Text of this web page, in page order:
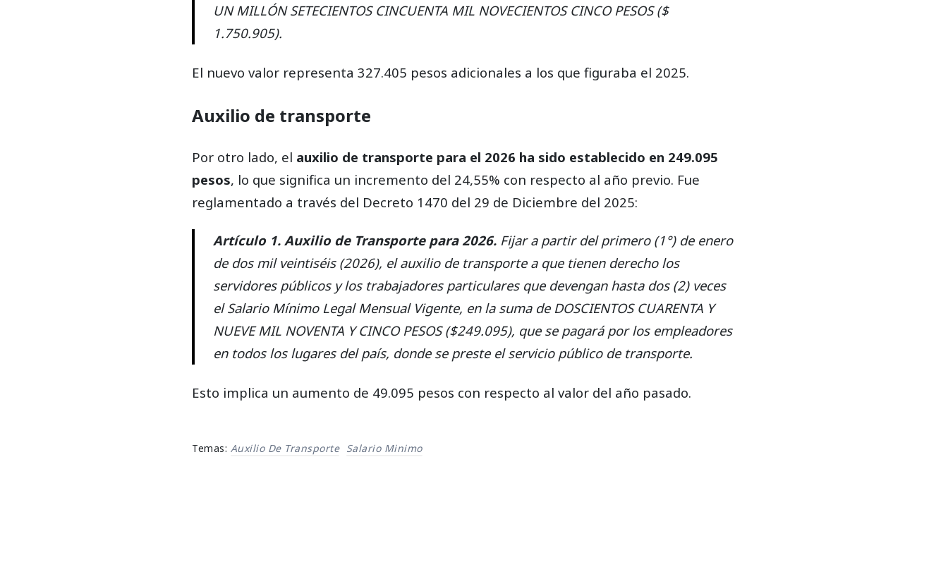
UN MILLÓN SETECIENTOS CINCUENTA MIL NOVECIENTOS CINCO PESOS ($
1.750.905).
El nuevo valor representa 327.405 pesos adicionales a los que figuraba el 2025.
Auxilio de transporte
Por otro lado, el auxilio de transporte para el 2026 ha sido establecido en 249.095
pesos, lo que significa un incremento del 24,55% con respecto al año previo. Fue
reglamentado a través del Decreto 1470 del 29 de Diciembre del 2025:
Artículo 1. Auxilio de Transporte para 2026. Fijar a partir del primero (1°) de enero
de dos mil veintiséis (2026), el auxilio de transporte a que tienen derecho los
servidores públicos y los trabajadores particulares que devengan hasta dos (2) veces
el Salario Mínimo Legal Mensual Vigente, en la suma de DOSCIENTOS CUARENTA Y
NUEVE MIL NOVENTA Y CINCO PESOS ($249.095), que se pagará por los empleadores
en todos los lugares del país, donde se preste el servicio público de transporte.
Esto implica un aumento de 49.095 pesos con respecto al valor del año pasado.
Temas: Auxilio De Transporte Salario Minimo